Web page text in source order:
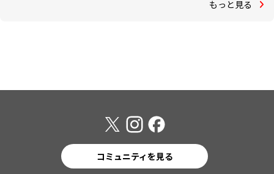
もっと見る
コミュニティを見る